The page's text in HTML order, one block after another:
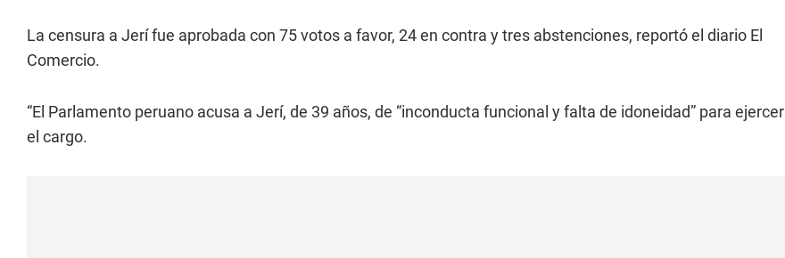
La censura a Jerí fue aprobada con 75 votos a favor, 24 en contra y tres abstenciones, reportó el diario El
Comercio.
“El Parlamento peruano acusa a Jerí, de 39 años, de “inconducta funcional y falta de idoneidad” para ejercer
el cargo.